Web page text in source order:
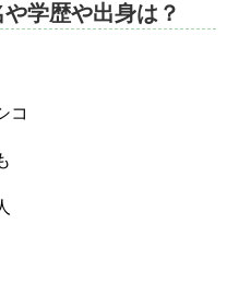
学歴や出身は？
コ